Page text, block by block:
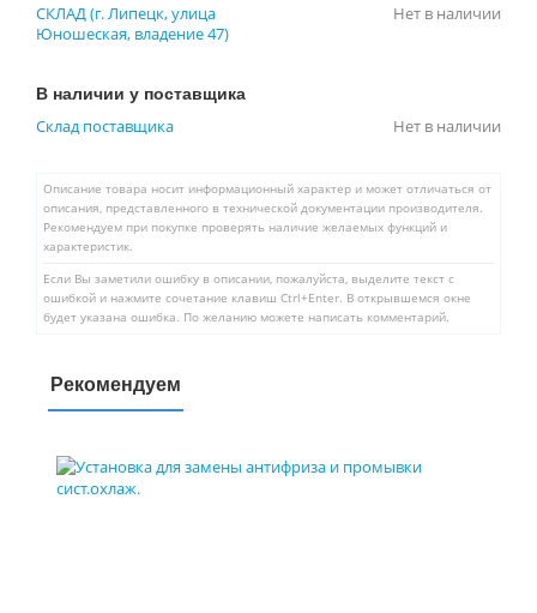
СКЛАД (г. Липецк, улица
Юношеская, владение 47)
Нет в наличии
В наличии у поставщика
Склад поставщика Нет в наличии
Описание товара носит информационный характер и может отличаться от
описания, представленного в технической документации производителя.
Рекомендуем при покупке проверять наличие желаемых функций и
характеристик.
Если Вы заметили ошибку в описании, пожалуйста, выделите текст с
ошибкой и нажмите сочетание клавиш Ctrl+Enter. В открывшемся окне
будет указана ошибка. По желанию можете написать комментарий.
Рекомендуем